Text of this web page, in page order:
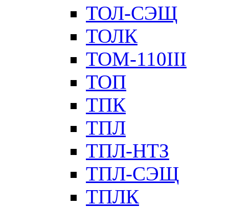
ТОЛ-СЭЩ
ТОЛК
ТОМ-110III
ТОП
ТПК
ТПЛ
ТПЛ-НТЗ
ТПЛ-СЭЩ
ТПЛК